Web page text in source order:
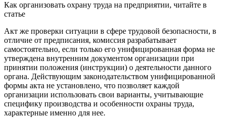
Как организовать охрану труда на предприятии, читайте в
статье
Акт же проверки ситуации в сфере трудовой безопасности, в
отличие от предписания, комиссия разрабатывает
самостоятельно, если только его унифицированная форма не
утверждена внутренним документом организации при
принятии положения (инструкции) о деятельности данного
органа. Действующим законодательством унифицированной
формы акта не установлено, что позволяет каждой
организации использовать свои варианты, учитывающие
специфику производства и особенности охраны труда,
характерные именно для нее.